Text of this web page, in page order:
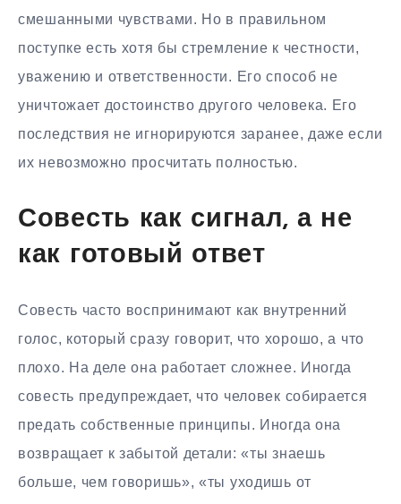
смешанными чувствами. Но в правильном
поступке есть хотя бы стремление к честности,
уважению и ответственности. Его способ не
уничтожает достоинство другого человека. Его
последствия не игнорируются заранее, даже если
их невозможно просчитать полностью.
Совесть как сигнал, а не
как готовый ответ
Совесть часто воспринимают как внутренний
голос, который сразу говорит, что хорошо, а что
плохо. На деле она работает сложнее. Иногда
совесть предупреждает, что человек собирается
предать собственные принципы. Иногда она
возвращает к забытой детали: «ты знаешь
больше, чем говоришь», «ты уходишь от